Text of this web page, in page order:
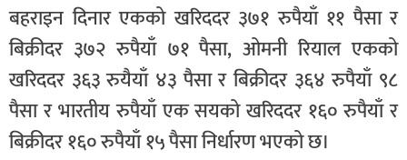
बहराइन दिनार एकको खरिददर ३७१ रुपैयाँ ११ पैसा र
बिक्रीदर ३७२ रुपैयाँ ७१ पैसा, ओमनी रियाल एकको
खरिददर ३६३ रुयैयाँ ४३ पैसा र बिक्रीदर ३६४ रुपैयाँ ९८
पैसा र भारतीय रुपैयाँ एक सयको खरिददर १६० रुपैयाँ र
बिक्रीदर १६० रुपैयाँ १५ पैसा निर्धारण भएको छ।